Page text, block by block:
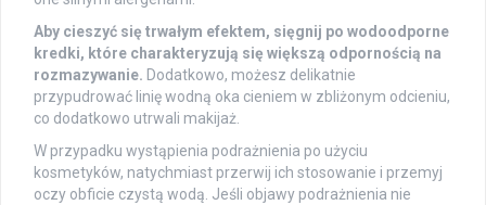
Aby cieszyć się trwałym efektem, sięgnij po wodoodporne
kredki, które charakteryzują się większą odpornością na
rozmazywanie. Dodatkowo, możesz delikatnie
przypudrować linię wodną oka cieniem w zbliżonym odcieniu,
co dodatkowo utrwali makijaż.
W przypadku wystąpienia podrażnienia po użyciu
kosmetyków, natychmiast przerwij ich stosowanie i przemyj
oczy obficie czystą wodą. Jeśli objawy podrażnienia nie